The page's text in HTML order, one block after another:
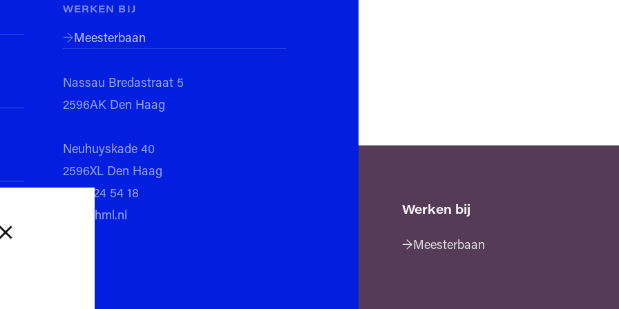
beter onderzoeken dan in Den Haag?’
Leerlingen & Ouders Werken bij
Meesterbaan
WERKEN BIJ
Meesterbaan
Nassau Bredastraat 5
2596AK Den Haag
Neuhuyskade 40
2596XL Den Haag
070 324 54 18
info@hml.nl